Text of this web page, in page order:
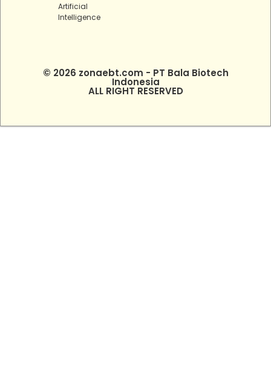
Artificial
Intelligence
© 2026 zonaebt.com - PT Bala Biotech
Indonesia
ALL RIGHT RESERVED